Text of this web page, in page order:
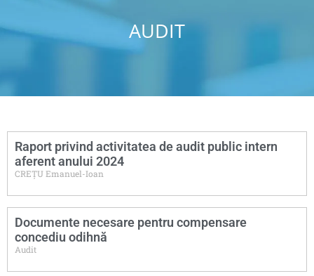
AUDIT
Raport privind activitatea de audit public intern
aferent anului 2024
CREȚU Emanuel-Ioan
Documente necesare pentru compensare
concediu odihnă
Audit